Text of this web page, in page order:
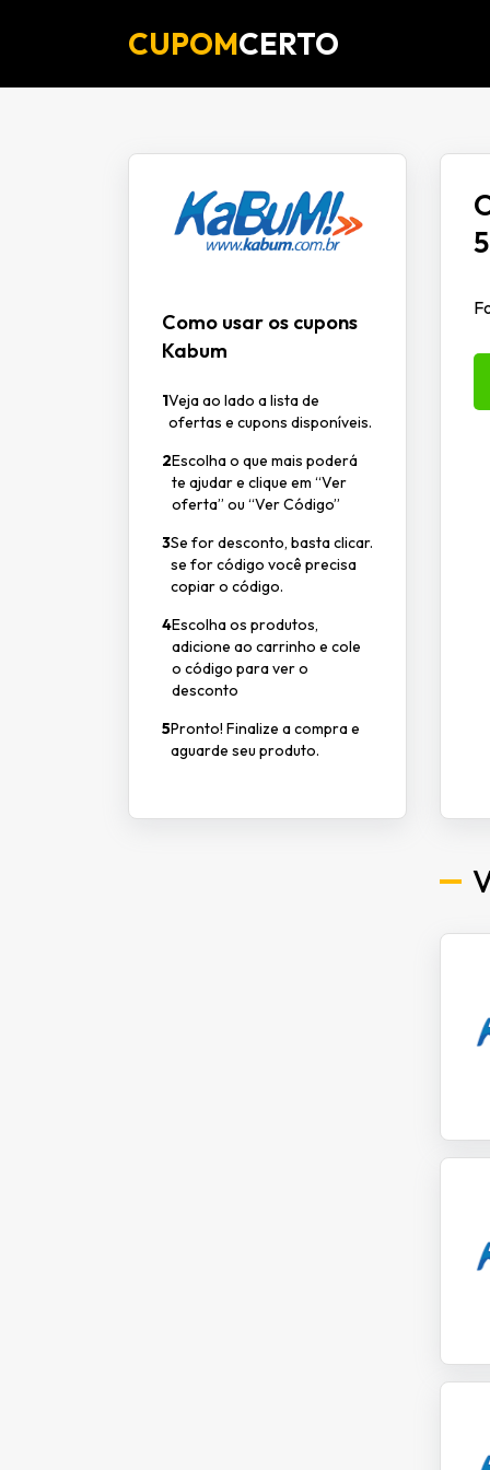
CUPOMCERTO
Como usar os cupons
Kabum
1Veja ao lado a lista de
ofertas e cupons disponíveis.
2Escolha o que mais poderá
te ajudar e clique em “Ver
oferta” ou “Ver Código”
3Se for desconto, basta clicar.
se for código você precisa
copiar o código.
4Escolha os produtos,
adicione ao carrinho e cole
o código para ver o
desconto
5Pronto! Finalize a compra e
aguarde seu produto.